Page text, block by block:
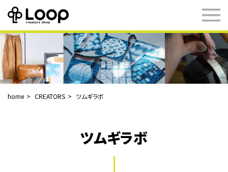
home CREATORS ツムギラボ
ツムギラボ